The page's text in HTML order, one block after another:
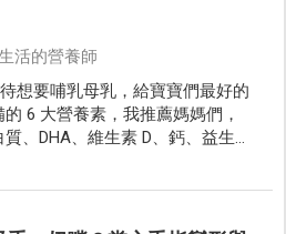
活的營養師
想要哺乳母乳，給寶寶們最好的
6 大營養素，我推薦媽媽們，
、DHA、維生素 D、鈣、益生